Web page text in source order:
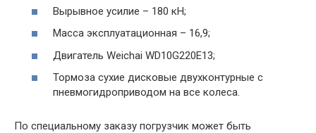
Вырывное усилие – 180 кН;
Масса эксплуатационная – 16,9;
Двигатель Weichai WD10G220E13;
Тормоза сухие дисковые двухконтурные с
пневмогидроприводом на все колеса.
По специальному заказу погрузчик может быть